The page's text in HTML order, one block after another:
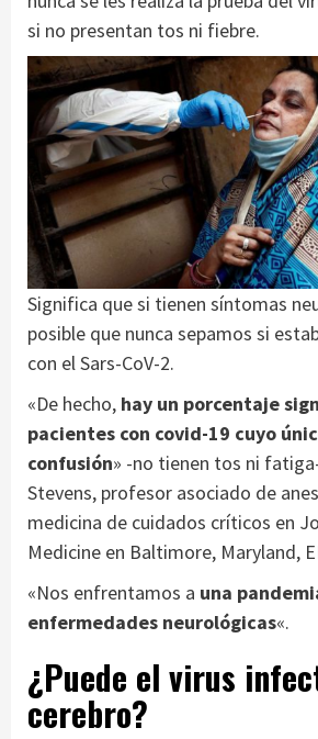
si no presentan tos ni fiebre.
Significa que si tienen síntomas
posible que nunca sepamos si
con el Sars-CoV-2.
«De hecho, hay un porcentaje
pacientes con covid-19 cuyo
confusión» -no tienen tos ni
Stevens, profesor asociado de
medicina de cuidados críticos en
Medicine en Baltimore, Maryland,
«Nos enfrentamos a una
enfermedades neurológicas«.
¿Puede el virus
cerebro?